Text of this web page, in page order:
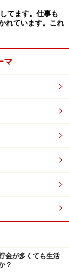
酬月額相当額
に、交通費など
った金額）を
齢厚生年金が支
は、月額51万円
収33万3333円
齢年金」の基準
額が減額される
い質問がある
の書き込みを
てます。仕事も
れています。これ
マ
金が多くても生活
？